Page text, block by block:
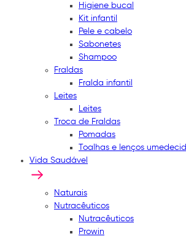
Higiene bucal
Kit infantil
Pele e cabelo
Sabonetes
Shampoo
Fraldas
Fralda infantil
Leites
Leites
Troca de Fraldas
Pomadas
Toalhas e lenços
Vida Saudável
Naturais
Nutracêuticos
Nutracêuticos
Prowin